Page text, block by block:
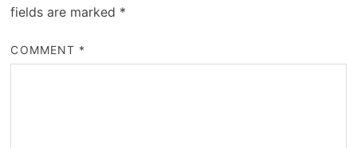
fields are marked *
COMMENT *